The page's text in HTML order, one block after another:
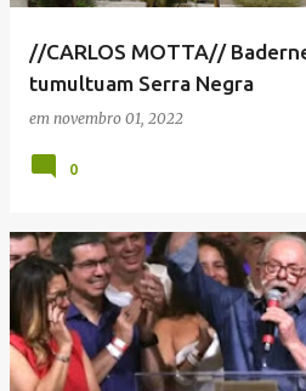
//CARLOS MOTTA//
tumultuam Serra Negra
em novembro 01, 2022
0